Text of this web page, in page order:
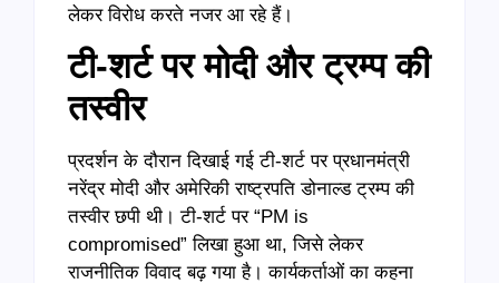
लेकर विरोध करते नजर आ रहे हैं।
टी-शर्ट पर मोदी और ट्रम्प की
तस्वीर
प्रदर्शन के दौरान दिखाई गई टी-शर्ट पर प्रधानमंत्री
नरेंद्र मोदी और अमेरिकी राष्ट्रपति डोनाल्ड ट्रम्प की
तस्वीर छपी थी। टी-शर्ट पर “PM is
compromised” लिखा हुआ था, जिसे लेकर
राजनीतिक विवाद बढ़ गया है। कार्यकर्ताओं का कहना